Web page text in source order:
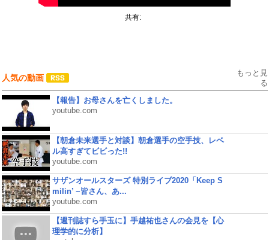
共有:
人気の動画
もっと見
る
【報告】お母さんを亡くしました。
youtube.com
【朝倉未来選手と対談】朝倉選手の空手技、レベ
ル高すぎてビビった!!
youtube.com
サザンオールスターズ 特別ライブ2020「Keep S
milin’ ~皆さん、あ...
youtube.com
【週刊誌すら手玉に】手越祐也さんの会見を【心
理学的に分析】